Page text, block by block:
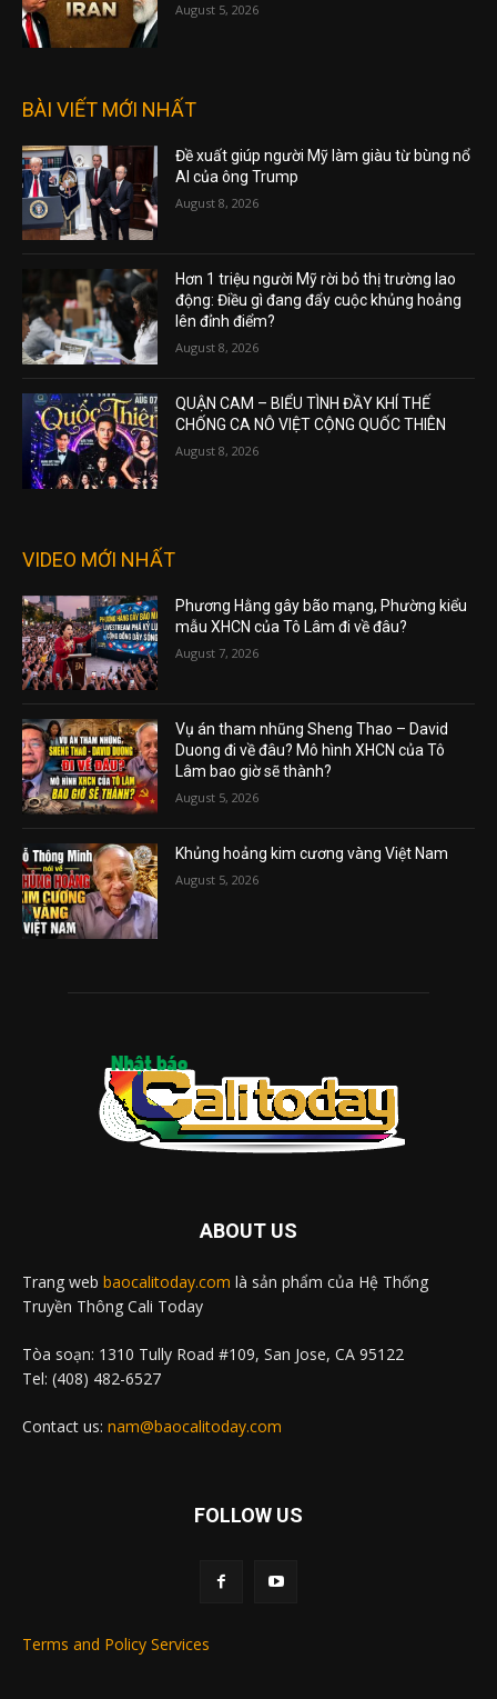
August 5, 2026
BÀI VIẾT MỚI NHẤT
Đề xuất giúp người Mỹ làm giàu từ bùng nổ
AI của ông Trump
August 8, 2026
Hơn 1 triệu người Mỹ rời bỏ thị trường lao
động: Điều gì đang đẩy cuộc khủng hoảng
lên đỉnh điểm?
August 8, 2026
QUẬN CAM – BIỂU TÌNH ĐẦY KHÍ THẾ
CHỐNG CA NÔ VIỆT CỘNG QUỐC THIÊN
August 8, 2026
VIDEO MỚI NHẤT
Phương Hằng gây bão mạng, Phường kiểu
mẫu XHCN của Tô Lâm đi về đâu?
August 7, 2026
Vụ án tham nhũng Sheng Thao – David
Duong đi về đâu? Mô hình XHCN của Tô
Lâm bao giờ sẽ thành?
August 5, 2026
Khủng hoảng kim cương vàng Việt Nam
August 5, 2026
ABOUT US
Trang web baocalitoday.com là sản phẩm của Hệ Thống
Truyền Thông Cali Today
Tòa soạn: 1310 Tully Road #109, San Jose, CA 95122
Tel: (408) 482-6527
Contact us: nam@baocalitoday.com
FOLLOW US
Terms and Policy Services